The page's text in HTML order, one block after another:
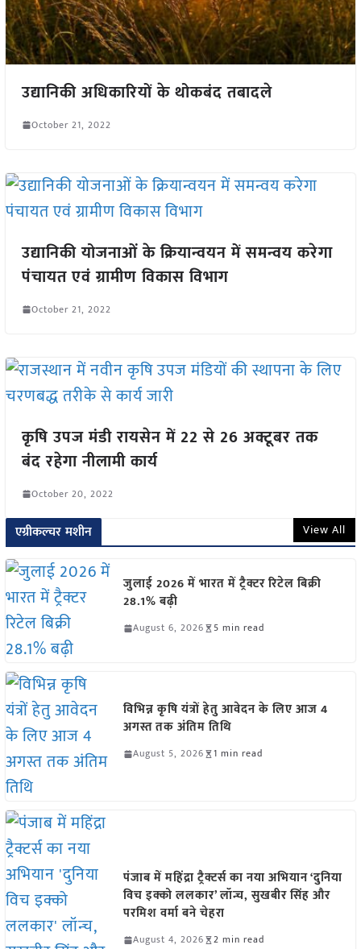
उद्यानिकी अधिकारियों के थोकबंद तबादले
October 21, 2022
उद्यानिकी योजनाओं के क्रियान्वयन में समन्वय करेगा
पंचायत एवं ग्रामीण विकास विभाग
October 21, 2022
कृषि उपज मंडी रायसेन में 22 से 26 अक्टूबर तक
बंद रहेगा नीलामी कार्य
October 20, 2022
एग्रीकल्चर मशीन View All
जुलाई 2026 में भारत में ट्रैक्टर रिटेल बिक्री
28.1% बढ़ी
August 6, 2026 5 min read
विभिन्न कृषि यंत्रों हेतु आवेदन के लिए आज 4
अगस्त तक अंतिम तिथि
August 5, 2026 1 min read
पंजाब में महिंद्रा ट्रैक्टर्स का नया अभियान ‘दुनिया
विच इक्को ललकार’ लॉन्च, सुखबीर सिंह और
परमिश वर्मा बने चेहरा
August 4, 2026 2 min read